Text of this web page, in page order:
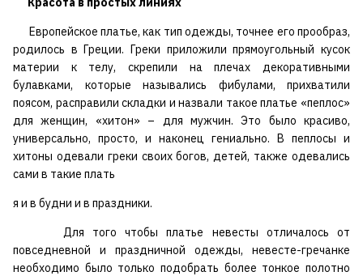
Европейское платье, как тип одежды, точнее его прообраз,
родилось в Греции. Греки приложили прямоугольный кусок
материи к телу, скрепили на плечах декоративными
булавками, которые назывались фибулами, прихватили
поясом, расправили складки и назвали такое платье «пеплос»
для женщин, «хитон» – для мужчин. Это было красиво,
универсально, просто, и наконец гениально. В пеплосы и
хитоны одевали греки своих богов, детей, также одевались
сами в такие плать
я и в будни и в праздники.
Для того чтобы платье невесты отличалось от
повседневной и праздничной одежды, невесте-гречанке
необходимо было только подобрать более тонкое полотно